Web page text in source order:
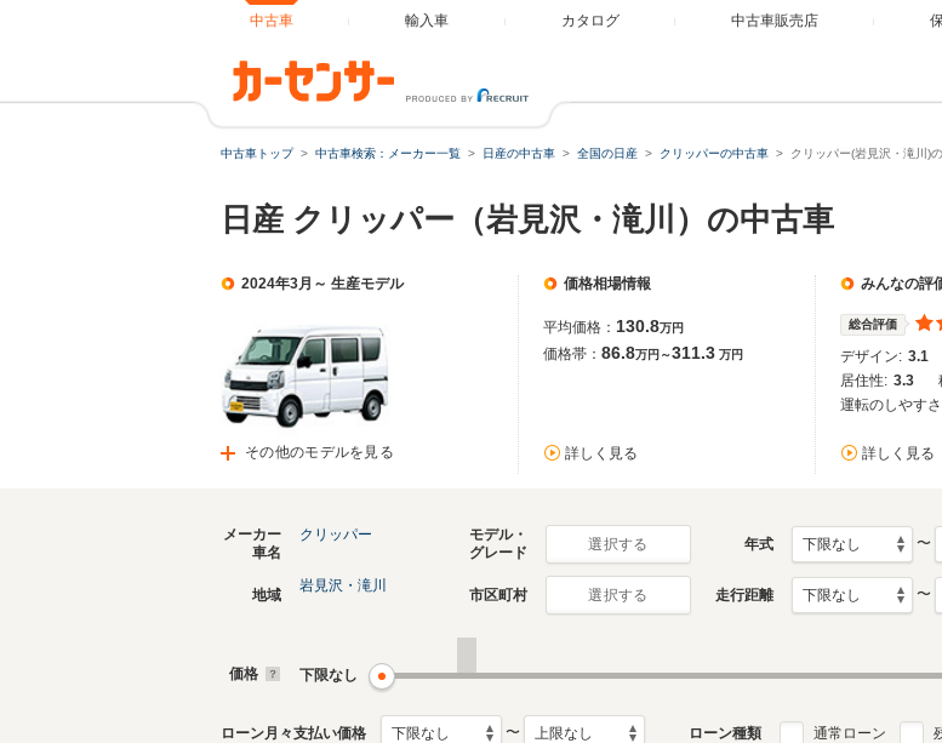
中古車 輸入車 カタログ 中古車販売店
中古車トップ 中古車検索：メーカー一覧 日産の中古車 全国の日産 クリッパーの中古車 クリッパー(岩見沢・滝川)
日産 クリッパー（岩見沢・滝川）の中古車
2024年3月～ 生産モデル
その他のモデルを見る
価格相場情報
平均価格： 130.8万円
価格帯： 86.8万円～311.3 万円
詳しく見る
みんなの評
総合評価
デザイン: 3.1
居住性: 3.3
運転のしやす
詳しく見る
クリッパーのカタログを見る
メーカー
車名
クリッパー
モデル・
グレード
選択する 年式 〜
地域
岩見沢・滝川
市区町村 選択する 走行距離 〜
価格 下限なし
ローン月々支払い価格 〜 ローン種類 通常ローン